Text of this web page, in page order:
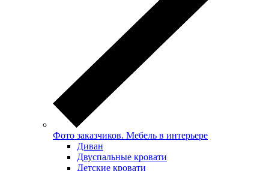
Фото заказчиков. Мебель в интерьере
Диван
Двуспальные кровати
Детские кровати